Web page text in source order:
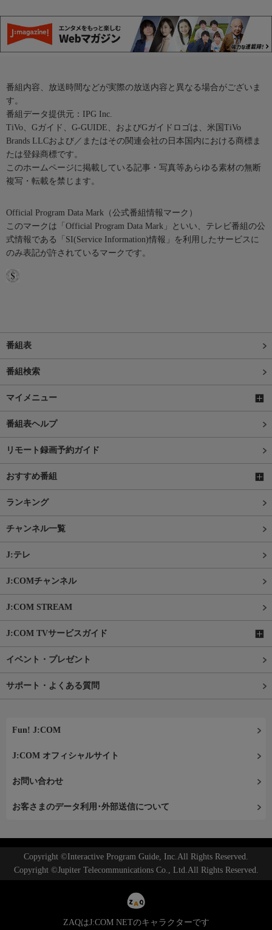
番組内容、放送時間などが実際の放送内容と異なる場合がございま
す。
番組データ提供元：IPG Inc.
TiVo、Gガイド、G-GUIDE、およびGガイドロゴは、米国TiVo
Brands LLCおよび／またはその関連会社の日本国内における商標ま
たは登録商標です。
このホームページに掲載している記事・写真等あらゆる素材の無断
複写・転載を禁じます。
Official Program Data Mark（公式番組情報マーク）
このマークは「Official Program Data Mark」といい、テレビ番組の公
式情報である「SI(Service Information)情報」を利用したサービスに
のみ表記が許されているマークです。
番組表
番組検索
マイメニュー
番組表ヘルプ
リモート録画予約ガイド
おすすめ番組
ランキング
チャンネル一覧
J:テレ
J:COMチャンネル
J:COM STREAM
J:COM TVサービスガイド
イベント・プレゼント
サポート・よくある質問
Fun! J:COM
J:COM オフィシャルサイト
お問い合わせ
お客さまのデータ利用･外部送信について
Copyright ©Interactive Program Guide, Inc.All Rights Reserved.
Copyright ©Jupiter Telecommunications Co., Ltd.All Rights Reserved.
ZAQはJ:COM NETのキャラクターです